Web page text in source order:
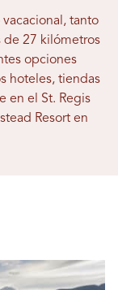
tanto
de 27 kilómetros
opciones
hoteles, tiendas
en el St. Regis
Resort en